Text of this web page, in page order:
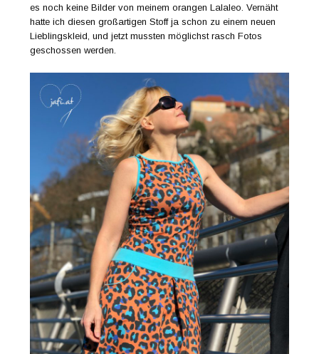
es noch keine Bilder von meinem orangen Lalaleo. Vernäht
hatte ich diesen großartigen Stoff ja schon zu einem neuen
Lieblingskleid, und jetzt mussten möglichst rasch Fotos
geschossen werden.